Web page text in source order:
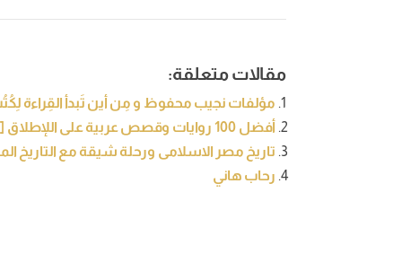
مقالات متعلقة:
مؤلفات نجيب محفوظ و مِن أين تَبدأ القِراءة
أفضل 100 روايات وقصص عربية على اللإطلاق [تحديث 2021]
تاريخ مصر الاسلامى ورحلة شيقة مع التاريخ
رحاب هاني